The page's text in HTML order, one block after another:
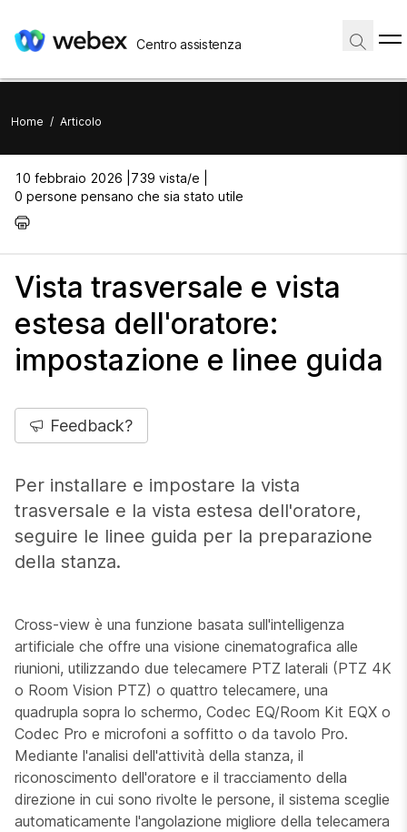
Centro assistenza
Home / Articolo
10 febbraio 2026 | 739 vista/e |
0 persone pensano che sia stato utile
Vista trasversale e vista
estesa dell'oratore:
impostazione e linee guida
Feedback?
Per installare e impostare la vista
trasversale e la vista estesa dell'oratore,
seguire le linee guida per la preparazione
della stanza.
Cross-view è una funzione basata sull'intelligenza
artificiale che offre una visione cinematografica alle
riunioni, utilizzando due telecamere PTZ laterali (PTZ 4K
o Room Vision PTZ) o quattro telecamere, una
quadrupla sopra lo schermo, Codec EQ/Room Kit EQX o
Codec Pro e microfoni a soffitto o da tavolo Pro.
Mediante l'analisi dell'attività della stanza, il
riconoscimento dell'oratore e il tracciamento della
direzione in cui sono rivolte le persone, il sistema sceglie
automaticamente l'angolazione migliore della telecamera